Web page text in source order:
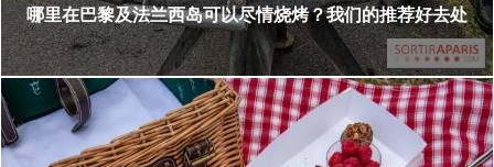
哪里在巴黎及法兰西岛可以尽情烧烤？我们的推荐好去处